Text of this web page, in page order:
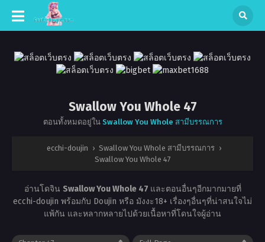
Swallow You Whole 47
ตอนทั้งหมดอยู่ใน Swallow You Whole สามีบรรณการ
ecchi-doujin › Swallow You Whole สามีบรรณการ ›
Swallow You Whole 47
อ่านโดจิน Swallow You Whole 47 และตอนอื่นๆอีกมากมายที่
ecchi-doujin พร้อมกับ Doujin หรือ มังงะ18+ เรื่องๆอื่นๆที่น่าสนใจไม่
แพ้กัน และหลากหลายไปด้วยเนื้อหาที่โดนใจผู้อ่าน